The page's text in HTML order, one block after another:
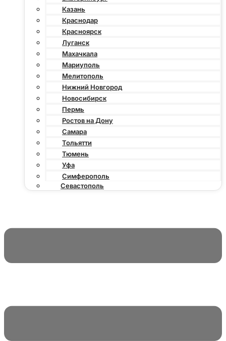
Казань
Краснодар
Красноярск
Луганск
Махачкала
Мариуполь
Мелитополь
Нижний Новгород
Новосибирск
Пермь
Ростов на Дону
Самара
Тольятти
Тюмень
Уфа
Симферополь
Севастополь